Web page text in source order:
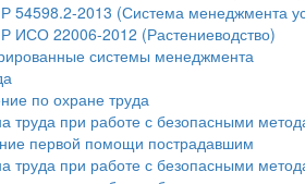
54598.2-2013 (Система менеджмента
ИСО 22006-2012 (Растениеводство)
системы менеджмента
по охране труда
труда при работе с безопасными
первой помощи пострадавшим
труда при работе с безопасными